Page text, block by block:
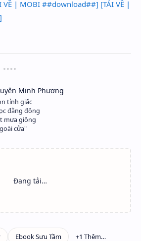
VỀ | MOBI ##download##] [TẢI VỀ |
tỉnh giấc
đằng đông
mưa giông
cửa"